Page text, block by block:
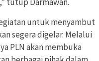
untuk menyambut
segera digelar. Melalui
PLN akan membuka